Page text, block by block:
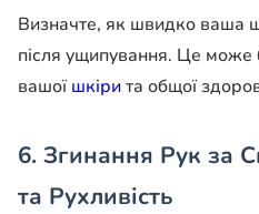
Визначте, як швидко ваша
після ущипування. Це може
вашоїшкірита общої
6. Згинання Рук за
та Рухливість